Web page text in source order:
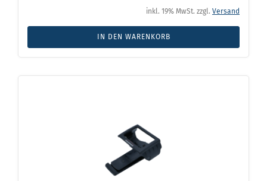
inkl. 19% MwSt. zzgl. Versand
IN DEN WARENKORB